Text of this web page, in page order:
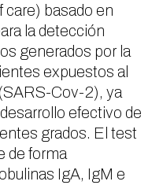
care) basado en
la detección
generados por la
expuestos al
Cov-2), ya
efectivo de
grados. El test
de forma
IgA, IgM e